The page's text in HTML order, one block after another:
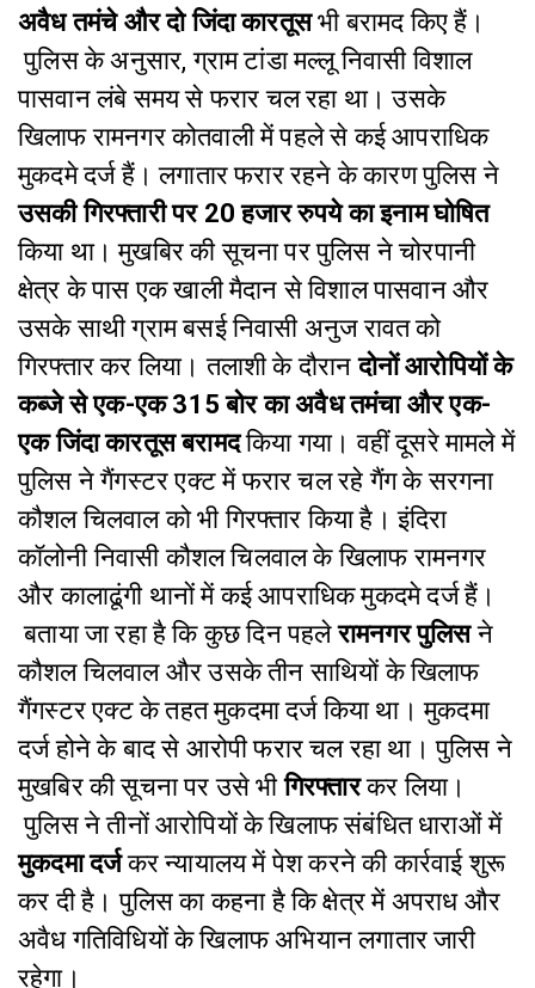
अवैध तमंचे और दो जिंदा कारतूसभी बरामद किए हैं।
पुलिस के अनुसार, ग्राम टांडा मल्लू निवासी विशाल
पासवान लंबे समय से फरार चल रहा था। उसके
खिलाफ रामनगर कोतवाली में पहले से कई आपराधिक
मुकदमे दर्ज हैं। लगातार फरार रहने के कारण पुलिस ने
उसकी गिरफ्तारी पर 20 हजार रुपये का इनाम घोषित
किया था।मुखबिर की सूचना पर पुलिस ने चोरपानी
क्षेत्र के पास एक खाली मैदान से विशाल पासवान और
उसके साथी ग्राम बसई निवासी अनुज रावत को
गिरफ्तार कर लिया। तलाशी के दौरानदोनों आरोपियों के
कब्जे से एक-एक 315 बोर का अवैध तमंचा और एक-
एक जिंदा कारतूस बरामदकिया गया।वहीं दूसरे मामले में
पुलिस ने गैंगस्टर एक्ट में फरार चल रहे गैंग के सरगना
कौशल चिलवाल को भी गिरफ्तार किया है। इंदिरा
कॉलोनी निवासी कौशल चिलवाल के खिलाफ रामनगर
और कालाढूंगी थानों में कई आपराधिक मुकदमे दर्ज हैं।
बताया जा रहा है कि कुछ दिन पहलेरामनगर पुलिसने
कौशल चिलवाल और उसके तीन साथियों के खिलाफ
गैंगस्टर एक्ट के तहत मुकदमा दर्ज किया था। मुकदमा
दर्ज होने के बाद से आरोपी फरार चल रहा था। पुलिस ने
मुखबिर की सूचना पर उसे भीगिरफ्तारकर लिया।
पुलिस ने तीनों आरोपियों के खिलाफ संबंधित धाराओं में
मुकदमा दर्जकर न्यायालय में पेश करने की कार्रवाई शुरू
कर दी है। पुलिस का कहना है कि क्षेत्र में अपराध और
अवैध गतिविधियों के खिलाफ अभियान लगातार जारी
रहेगा।